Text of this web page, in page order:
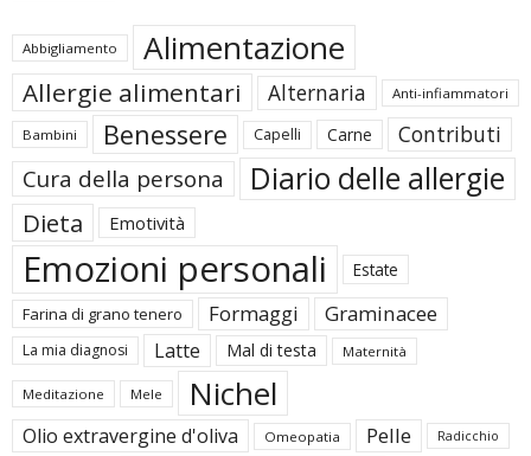
Abbigliamento Alimentazione
Allergie alimentari Alternaria Anti-infiammatori
Bambini Benessere Capelli Carne Contributi
Cura della persona Diario delle allergie
Dieta Emotività
Emozioni personali Estate
Farina di grano tenero Formaggi Graminacee
La mia diagnosi Latte Mal di testa Maternità
Meditazione Mele Nichel
Olio extravergine d'oliva Omeopatia Pelle Radicchio